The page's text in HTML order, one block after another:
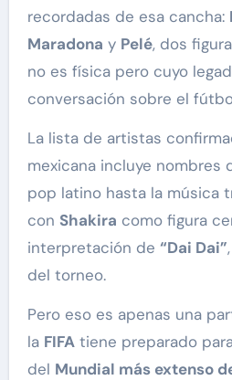
recordadas de esa cancha:
Maradona y Pelé, dos
no es física pero cuyo
conversación sobre el
La lista de artistas
mexicana incluye nombres
pop latino hasta la música
con Shakira como figura
interpretación de “Dai Dai”
del torneo.
Pero eso es apenas una
la FIFAtiene preparado
del Mundial más extenso